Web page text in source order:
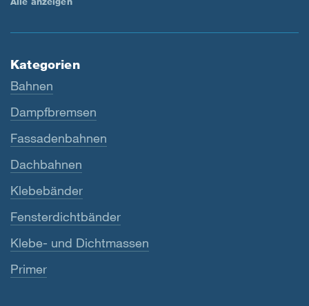
Kategorien
Bahnen
Dampfbremsen
Fassadenbahnen
Dachbahnen
Klebebänder
Fensterdichtbänder
Klebe- und Dichtmassen
Primer